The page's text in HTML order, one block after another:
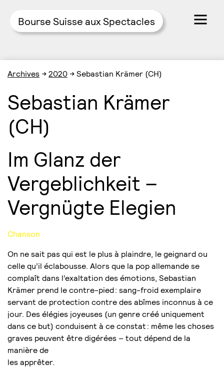
Bourse Suisse aux Spectacles
toArchives → 2020 → Sebastian Krämer (CH)
Sebastian Krämer
(CH)
Im Glanz der
Vergeblichkeit –
Vergnügte Elegien
Chanson
On ne sait pas qui est le plus à plaindre, le geignard ou
celle qu’il éclabousse. Alors que la pop allemande se
complaît dans l’exaltation des émotions, Sebastian
Krämer prend le contre-pied : sang-froid exemplaire
servant de protection contre des abîmes inconnus à ce
jour. Des élégies joyeuses (un genre créé uniquement
dans ce but) conduisent à ce constat : même les choses
graves peuvent être digérées – tout dépend de la
manière de
les apprêter.